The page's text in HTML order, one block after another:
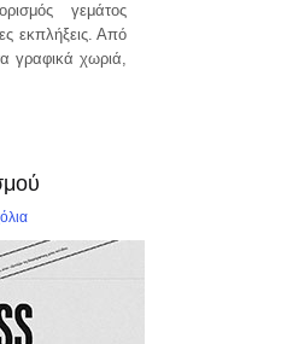
γεμάτος
εκπλήξεις. Από
γραφικά χωριά,